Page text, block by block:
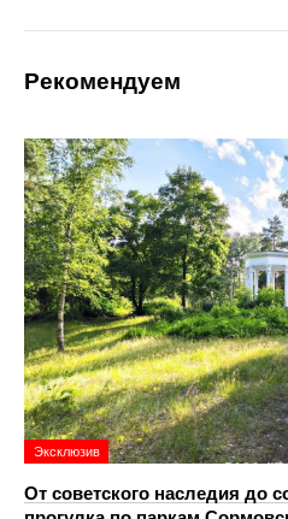
Рекомендуем
Эксклюзив
От советского наследия до